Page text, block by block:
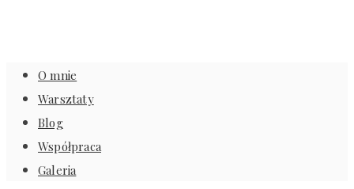
O mnie
Warsztaty
Blog
Współpraca
Galeria